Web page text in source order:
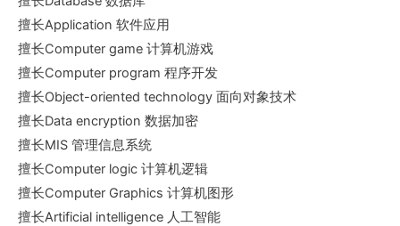
擅长Application 软件应用
擅长Computer game 计算机游戏
擅长Computer program 程序开发
擅长Object-oriented technology 面向对象技术
擅长Data encryption 数据加密
擅长MIS 管理信息系统
擅长Computer logic 计算机逻辑
擅长Computer Graphics 计算机图形
擅长Artificial intelligence 人工智能